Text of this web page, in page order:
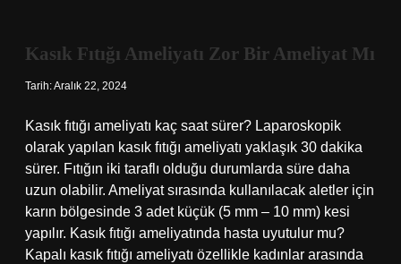
Kasık Fıtığı Ameliyatı Zor Bir Ameliyat Mı
Tarih: Aralık 22, 2024
Kasık fıtığı ameliyatı kaç saat sürer? Laparoskopik
olarak yapılan kasık fıtığı ameliyatı yaklaşık 30 dakika
sürer. Fıtığın iki taraflı olduğu durumlarda süre daha
uzun olabilir. Ameliyat sırasında kullanılacak aletler için
karın bölgesinde 3 adet küçük (5 mm – 10 mm) kesi
yapılır. Kasık fıtığı ameliyatında hasta uyutulur mu?
Kapalı kasık fıtığı ameliyatı özellikle kadınlar arasında